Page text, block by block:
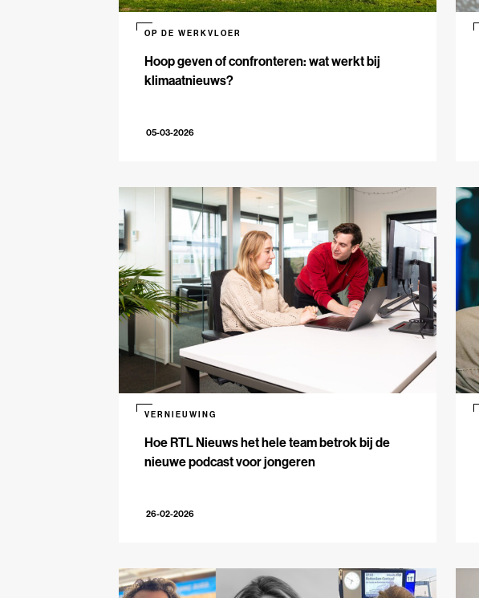
Hoop geven of confronteren: wat werkt bij
klimaatnieuws?
OP DE WERKVLOER
05-03-2026
Hoe RTL Nieuws het hele team betrok bij de
nieuwe podcast voor jongeren
VERNIEUWING
26-02-2026